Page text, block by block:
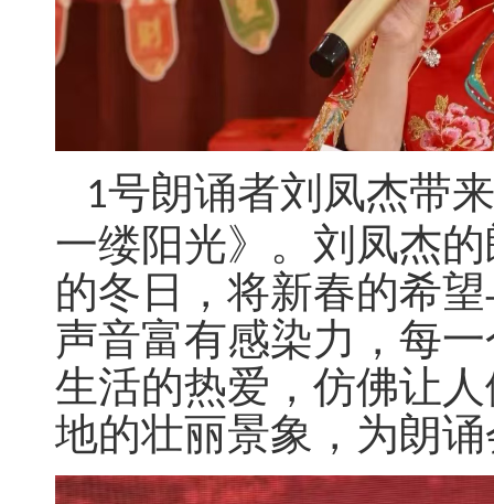
1号朗诵者刘凤杰带
一缕阳光》。刘凤杰
的冬日，将新春的希
声音富有感染力，每
生活的热爱，仿佛让
地的壮丽景象，为朗